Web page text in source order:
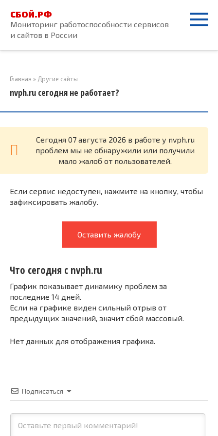
контенту
СБОЙ.РФ
Мониторинг работоспособности сервисов
и сайтов в России
Главная » Другие сайты
nvph.ru сегодня не работает?
Cегодня 07 августа 2026 в работе у nvph.ru
проблем мы не обнаружили или получили
мало жалоб от пользователей.
Если сервис недоступен, нажмите на кнопку, чтобы
зафиксировать жалобу.
Оставить жалобу
Что сегодня с nvph.ru
График показывает динамику проблем за
последние 14 дней.
Если на графике виден сильный отрыв от
предыдущих значений, значит сбой массовый.
Нет данных для отображения графика.
Подписаться